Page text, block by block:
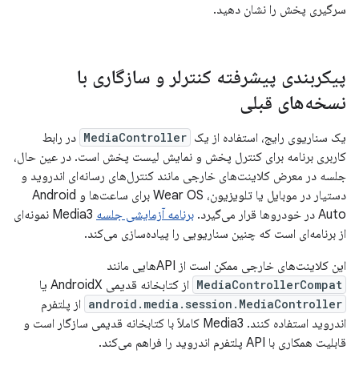
سرگیری پخش را نشان دهید.
پیکربندی پیشرفته کنترلر و سازگاری با
نسخه‌های قبلی
یک سناریوی رایج، استفاده از یک MediaController در رابط
کاربری برنامه برای کنترل پخش و نمایش لیست پخش است. در عین حال،
جلسه در معرض کلاینت‌های خارجی مانند کنترل‌های رسانه‌ای اندروید و
دستیار در موبایل یا تلویزیون، Wear OS برای ساعت‌ها و Android
Auto در خودروها قرار می‌گیرد.
برنامه آزمایشی جلسه
Media3 نمونه‌ای
از برنامه‌ای است که چنین سناریویی را پیاده‌سازی می‌کند.
این کلاینت‌های خارجی ممکن است از APIهایی مانند
MediaControllerCompat از کتابخانه قدیمی AndroidX یا
android.media.session.MediaController از پلتفرم
اندروید استفاده کنند. Media3 کاملاً با کتابخانه قدیمی سازگار است و
قابلیت همکاری با API پلتفرم اندروید را فراهم می‌کند.